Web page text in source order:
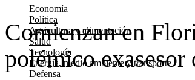
Economía
Política
Agricultura y alimentación
Salud
Tecnología
Energía, medio ambiente y transporte
Defensa
Comienzan en
polémico exasesor